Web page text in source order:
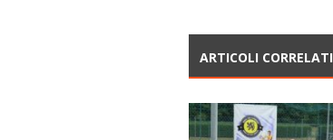
ARTICOLI CORRELATI